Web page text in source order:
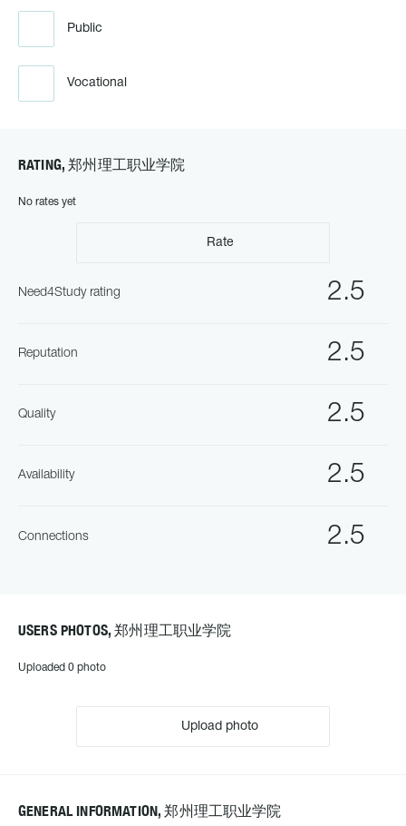
Public
Vocational
RATING, 郑州理工职业学院
No rates yet
Rate
2.5
Need4Study rating
2.5
Reputation
2.5
Quality
2.5
Availability
2.5
Connections
USERS PHOTOS, 郑州理工职业学院
Uploaded 0 photo
Upload photo
GENERAL INFORMATION, 郑州理工职业学院